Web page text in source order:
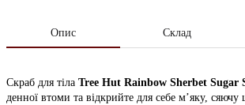
Опис Склад
Скраб для тіла Tree Hut Rainbow Sherbet Sugar
денної втоми та відкрийте для себе м’яку, сяючу